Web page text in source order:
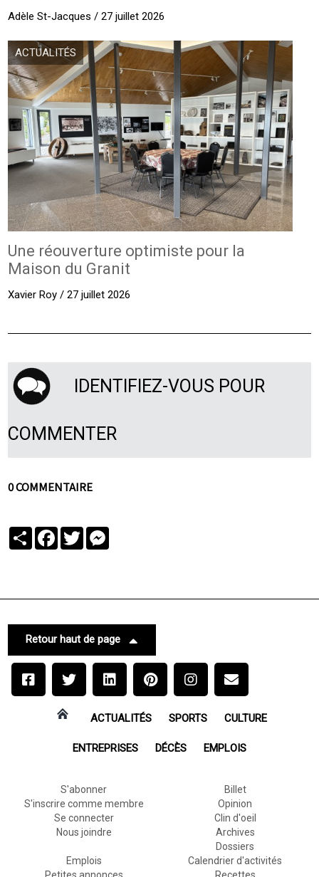
Adèle St-Jacques / 27 juillet 2026
ACTUALITÉS
Une réouverture optimiste pour la
Maison du Granit
Xavier Roy / 27 juillet 2026
IDENTIFIEZ-VOUS POUR
COMMENTER
0 COMMENTAIRE
PartagerFacebook
Twitter
Retour haut de page
ACTUALITÉS SPORTS CULTURE
ENTREPRISES DÉCÈS EMPLOIS
S'abonner
S'inscrire comme membre
Se connecter
Nous joindre
Billet
Opinion
Clin d'oeil
Archives
Dossiers
Emplois
Calendrier d'activités